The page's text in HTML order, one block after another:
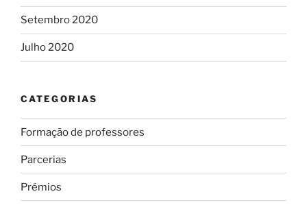
Setembro 2020
Julho 2020
CATEGORIAS
Formação de professores
Parcerias
Prémios